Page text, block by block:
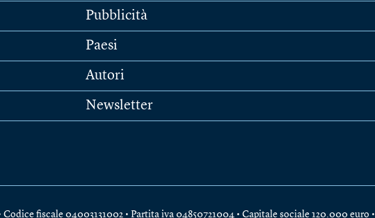
Pubblicità
Paesi
Autori
Newsletter
fiscale 04003131002 • Partita iva 04850721004 • Capitale sociale 120.000 euro •